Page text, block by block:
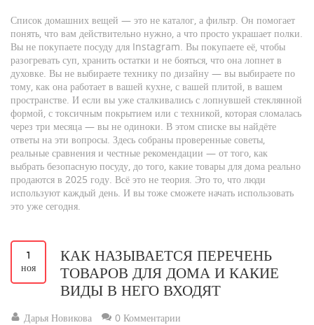
Список домашних вещей — это не каталог, а фильтр. Он помогает
понять, что вам действительно нужно, а что просто украшает полки.
Вы не покупаете посуду для Instagram. Вы покупаете её, чтобы
разогревать суп, хранить остатки и не бояться, что она лопнет в
духовке. Вы не выбираете технику по дизайну — вы выбираете по
тому, как она работает в вашей кухне, с вашей плитой, в вашем
пространстве. И если вы уже сталкивались с лопнувшей стеклянной
формой, с токсичным покрытием или с техникой, которая сломалась
через три месяца — вы не одиноки. В этом списке вы найдёте
ответы на эти вопросы. Здесь собраны проверенные советы,
реальные сравнения и честные рекомендации — от того, как
выбрать безопасную посуду, до того, какие товары для дома реально
продаются в 2025 году. Всё это не теория. Это то, что люди
используют каждый день. И вы тоже сможете начать использовать
это уже сегодня.
1
ноя
КАК НАЗЫВАЕТСЯ ПЕРЕЧЕНЬ
ТОВАРОВ ДЛЯ ДОМА И КАКИЕ
ВИДЫ В НЕГО ВХОДЯТ
Дарья Новикова 0 Комментарии